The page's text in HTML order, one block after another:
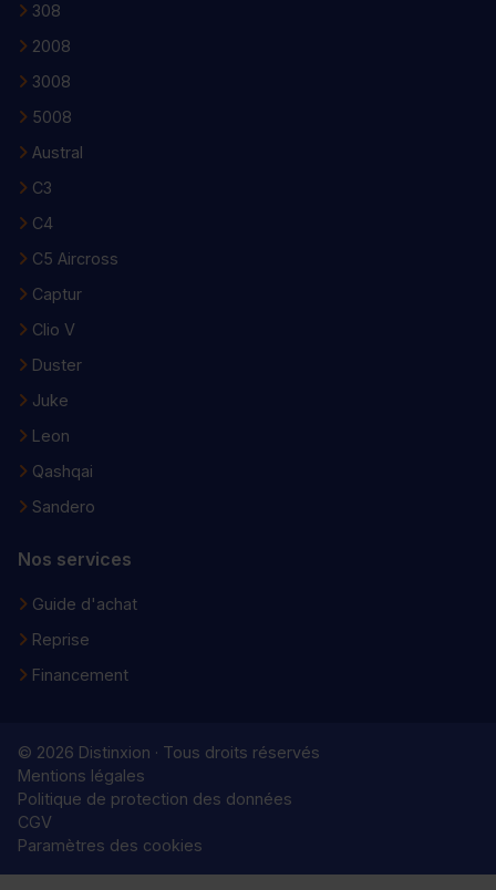
308
2008
3008
5008
Austral
C3
C4
C5 Aircross
Captur
Clio V
Duster
Juke
Leon
Qashqai
Sandero
Nos services
Guide d'achat
Reprise
Financement
© 2026 Distinxion · Tous droits réservés
Mentions légales
Politique de protection des données
CGV
Paramètres des cookies